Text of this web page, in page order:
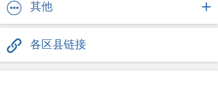
其他服务信息
公共企事业信息
其他
各区县链接